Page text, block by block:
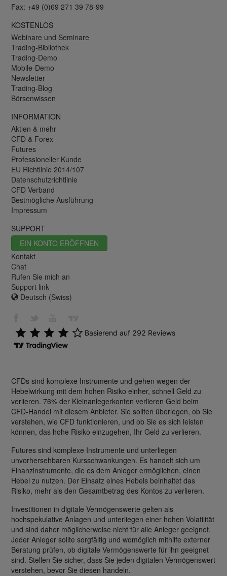
Fax: +49 (0)69 271 39 78-99
KOSTENLOS
Webinare und Seminare
Trading-Bibliothek
Trading-Demo
Mobile-Demo
Newsletter
Trading-Blog
Börsenwissen
INFORMATION
Aktien & mehr
CFD & Forex
Futures
Professioneller Kunde
EU Richtlinie 2014/107
Datenschutzrichtlinie
CFD Verband
Bestmögliche Ausführung
Impressum
SUPPORT
EIN KONTO ERÖFFNEN
Kontakt
Chat
Rufen Sie mich an
Support link
Deutsch (Swiss)
CFDs sind komplexe Instrumente und gehen wegen der
Hebelwirkung mit dem hohen Risiko einher, schnell Geld zu
verlieren. 76% der Kleinanlegerkonten verlieren Geld beim
CFD-Handel mit diesem Anbieter. Sie sollten überlegen, ob Sie
verstehen, wie CFD funktionieren, und ob Sie es sich leisten
können, das hohe Risiko einzugehen, Ihr Geld zu verlieren.
Futures sind komplexe Instrumente und unterliegen
unvorhersehbaren Kursschwankungen. Es handelt sich um
Finanzinstrumente, die es dem Anleger ermöglichen, einen
Hebel zu nutzen. Der Einsatz eines Hebels beinhaltet das
Risiko, mehr als den Gesamtbetrag des Kontos zu verlieren.
Investitionen in digitale Vermögenswerte gelten als
hochspekulative Anlagen und unterliegen einer hohen Volatilität
und sind daher möglicherweise nicht für alle Anleger geeignet.
Jeder Anleger sollte sorgfältig und womöglich mithilfe externer
Beratung prüfen, ob digitale Vermögenswerte für ihn geeignet
sind. Stellen Sie sicher, dass Sie jeden digitalen Vermögenswert
verstehen, bevor Sie diesen handeln.